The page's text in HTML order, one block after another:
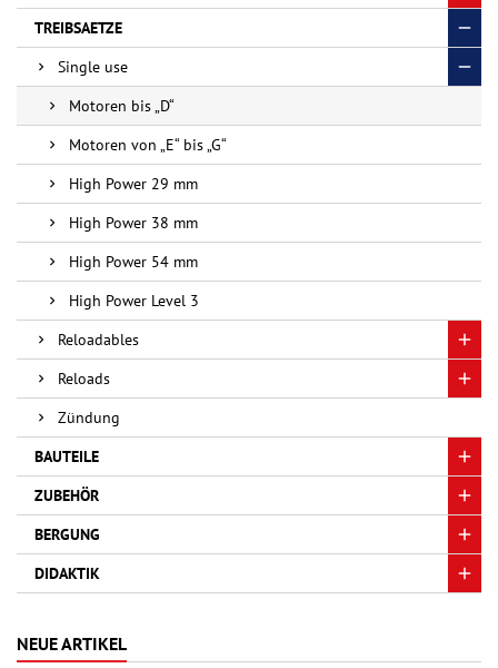
TREIBSAETZE
Single use
Motoren bis „D“
Motoren von „E“ bis „G“
High Power 29 mm
High Power 38 mm
High Power 54 mm
High Power Level 3
Reloadables
Reloads
Zündung
BAUTEILE
ZUBEHÖR
BERGUNG
DIDAKTIK
NEUE ARTIKEL